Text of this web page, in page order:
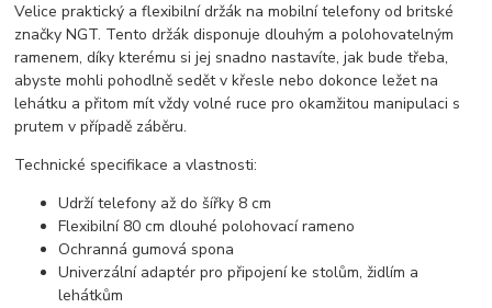
Velice praktický a flexibilní držák na mobilní telefony od britské
značky NGT. Tento držák disponuje dlouhým a polohovatelným
ramenem, díky kterému si jej snadno nastavíte, jak bude třeba,
abyste mohli pohodlně sedět v křesle nebo dokonce ležet na
lehátku a přitom mít vždy volné ruce pro okamžitou manipulaci s
prutem v případě záběru.
Technické specifikace a vlastnosti:
Udrží telefony až do šířky 8 cm
Flexibilní 80 cm dlouhé polohovací rameno
Ochranná gumová spona
Univerzální adaptér pro připojení ke stolům, židlím a
lehátkům